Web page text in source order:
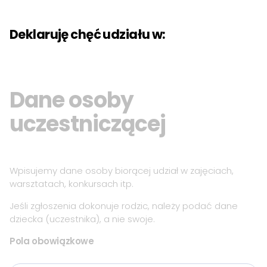
Deklaruję chęć udziału w:
Dane osoby
uczestniczącej
Wpisujemy dane osoby biorącej udział w zajęciach,
warsztatach, konkursach itp.
Jeśli zgłoszenia dokonuje rodzic, należy podać dane
dziecka (uczestnika), a nie swoje.
Formularz
Pola obowiązkowe